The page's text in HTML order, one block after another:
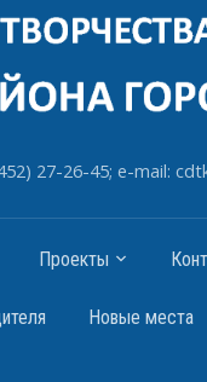
27-26-45; e-mail:
Проекты
Новые места